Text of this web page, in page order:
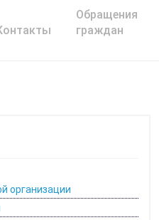
Обращения
граждан
организации